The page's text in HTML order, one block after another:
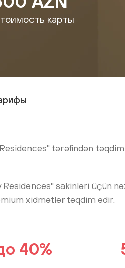
Тарифы
карты
tərəfindən
Residences" sakinləri üçün
xidmətlər təqdim edir.
40%